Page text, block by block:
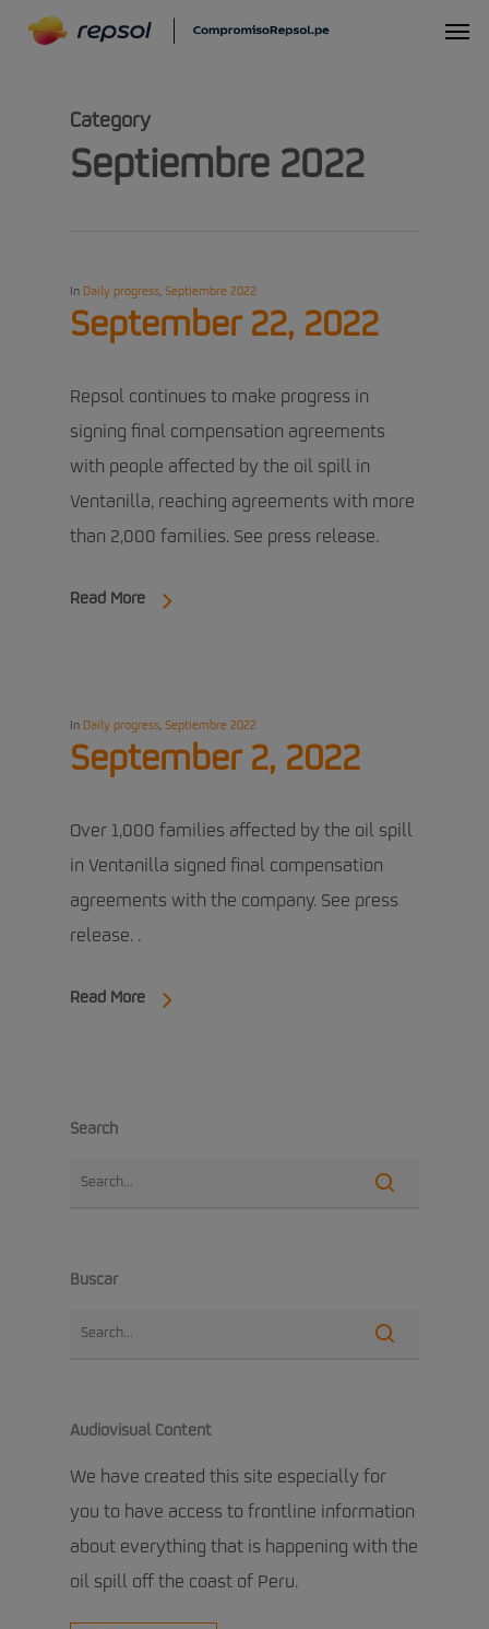
Menu
Category
Septiembre 2022
In Daily progress, Septiembre 2022
September 22, 2022
Repsol continues to make progress in
signing final compensation agreements
with people affected by the oil spill in
Ventanilla, reaching agreements with more
than 2,000 families. See press release.
Read More
In Daily progress, Septiembre 2022
September 2, 2022
Over 1,000 families affected by the oil spill
in Ventanilla signed final compensation
agreements with the company. See press
release. .
Read More
Search
Buscar
Audiovisual Content
We have created this site especially for
you to have access to frontline information
about everything that is happening with the
oil spill off the coast of Peru.